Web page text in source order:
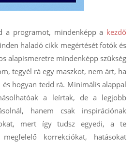
a programot, mindenképp a kezdő
haladó cikk megértését fotók és
alapismeretre mindenképp szükség
tegyél rá egy maszkot, nem árt, ha
hogyan tedd rá. Minimális alappal
a leírtak, de a legjobb
hanem csak inspirációnak
mert így tudsz egyedi, a te
korrekciókat, hatásokat